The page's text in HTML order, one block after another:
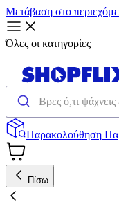
Μετάβαση στο
Όλες οι κατηγορίες
Παρακολούθηση
Πίσω